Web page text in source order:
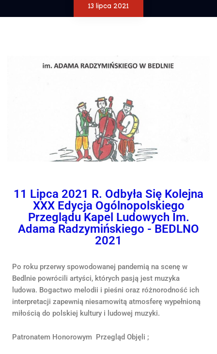
13 lipca 2021
11 Lipca 2021 R. Odbyła Się Kolejna
XXX Edycja Ogólnopolskiego
Przeglądu Kapel Ludowych Im.
Adama Radzymińskiego - BEDLNO
2021
Po roku przerwy spowodowanej pandemią na scenę w
Bedlnie powrócili artyści, których pasją jest muzyka
ludowa. Bogactwo melodii i pieśni oraz różnorodność ich
interpretacji zapewnią niesamowitą atmosferę wypełnioną
miłością do polskiej kultury i ludowej muzyki.
Patronatem Honorowym Przegląd Objęli ;